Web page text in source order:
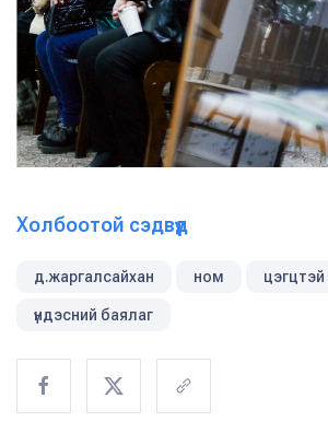
Холбоотой сэдвүүд
д.жаргалсайхан ном цэгцтэй
үндэсний баялаг